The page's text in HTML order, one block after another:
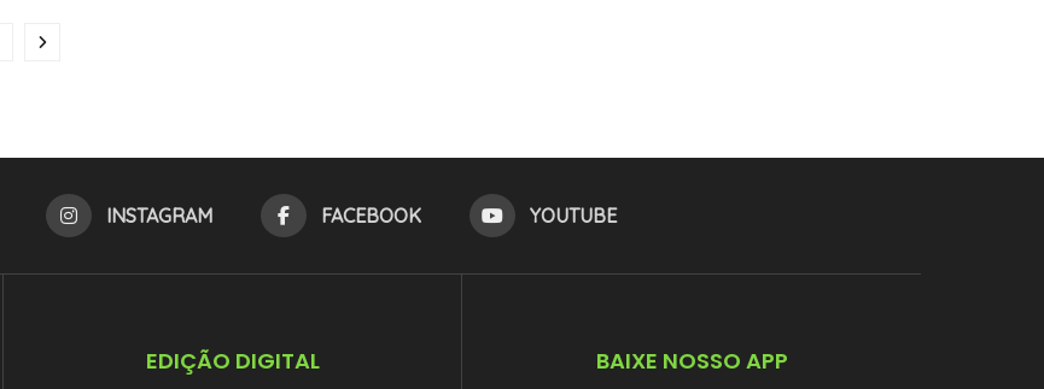
INSTAGRAM FACEBOOK YOUTUBE
EDIÇÃO DIGITAL BAIXE NOSSO APP